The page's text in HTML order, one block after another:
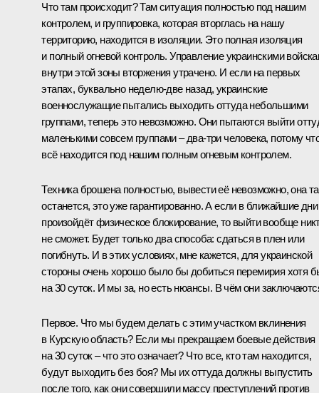
Что там происходит? Там ситуация полностью под нашим
контролем, и группировка, которая вторглась на нашу
территорию, находится в изоляции. Это полная изоляция
и полный огневой контроль. Управление украинскими
внутри этой зоны вторжения утрачено. И если на первых
этапах, буквально неделю-две назад, украинские
военнослужащие пытались выходить оттуда небольшими
группами, теперь это невозможно. Они пытаются выйти
маленькими совсем группами – два-три человека, потому
всё находится под нашим полным огневым контролем.
Техника брошена полностью, вывести её невозможно, она
останется, это уже гарантированно. А если в ближайшие дни
произойдёт физическое блокирование, то выйти вообще
не сможет. Будет только два способа: сдаться в плен или
погибнуть. И в этих условиях, мне кажется, для украинской
стороны очень хорошо было бы добиться перемирия хотя
на 30 суток. И мы за, но есть нюансы. В чём они
Первое. Что мы будем делать с этим участком вклинения
в Курскую область? Если мы прекращаем боевые действия
на 30 суток – что это означает? Что все, кто там находится,
будут выходить без боя? Мы их оттуда должны выпустить
после того, как они совершили массу преступлений против